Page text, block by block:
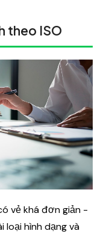
theo ISO
vẻ khá đơn giản -
loại hình dạng và